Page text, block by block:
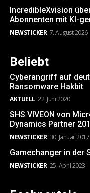
IncredibleXvision
Abonnenten mit KI-
NEWSTICKER 7. August 2026
Beliebt
Cyberangriff auf
Ransomware Hakbit
AKTUELL 22. Juni 2020
SHS VIVEON von
Dynamics Partner
NEWSTICKER 30. Januar 2017
Gamechanger in der
NEWSTICKER 25. April 2023